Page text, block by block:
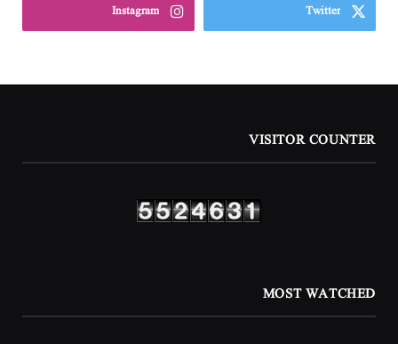
Twitter
Instagram
VISITOR COUNTER
MOST WATCHED